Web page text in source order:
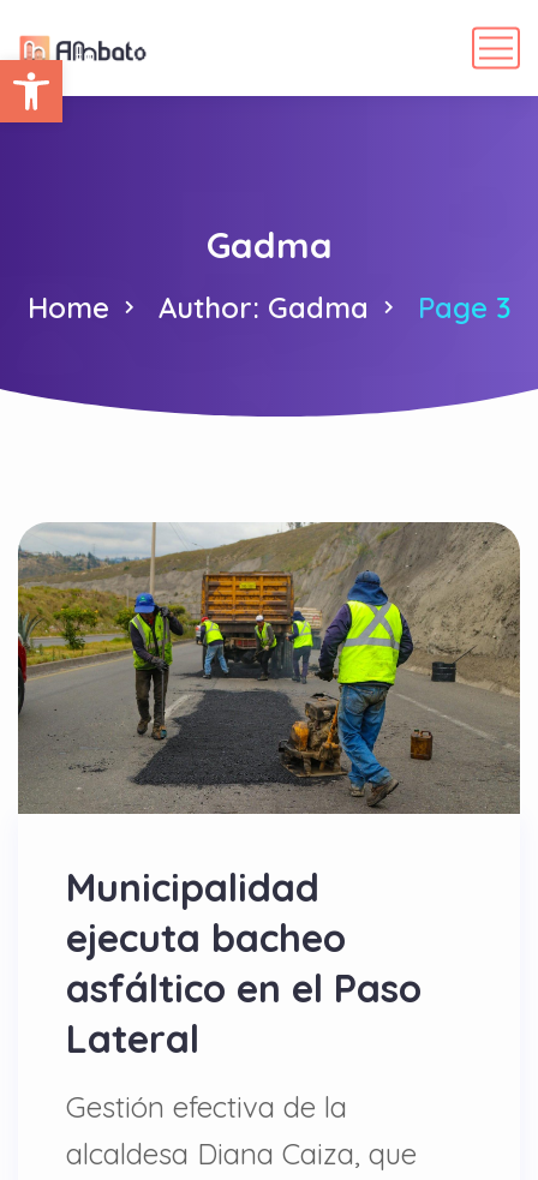
Abrir barra de herramientas
Gadma
Home Author: Gadma Page 3
Municipalidad
ejecuta bacheo
asfáltico en el Paso
Lateral
Gestión efectiva de la
alcaldesa Diana Caiza, que